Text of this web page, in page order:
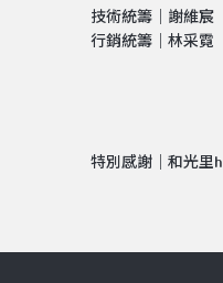
技術統籌｜謝維宸
行銷統籌｜林采霓
特別感謝｜和光里